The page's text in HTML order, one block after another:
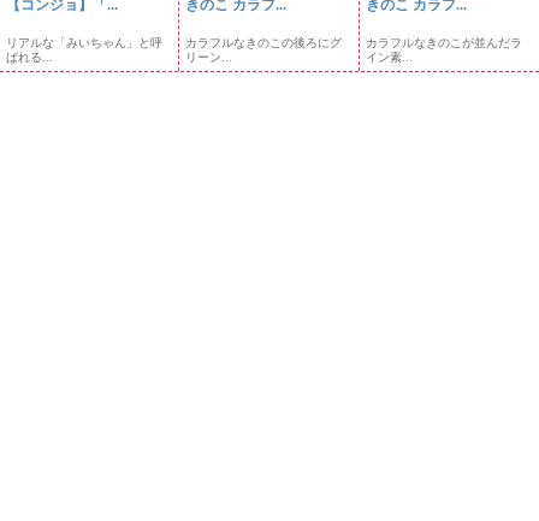
【コンジョ】「...
リアルな「みいちゃん」と呼
ばれる...
きのこ カラフ...
カラフルなきのこの後ろにグ
リーン...
きのこ カラフ...
カラフルなきのこが並んだラ
イン素...